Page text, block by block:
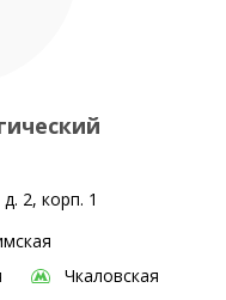
2, корп. 1
Чкаловская